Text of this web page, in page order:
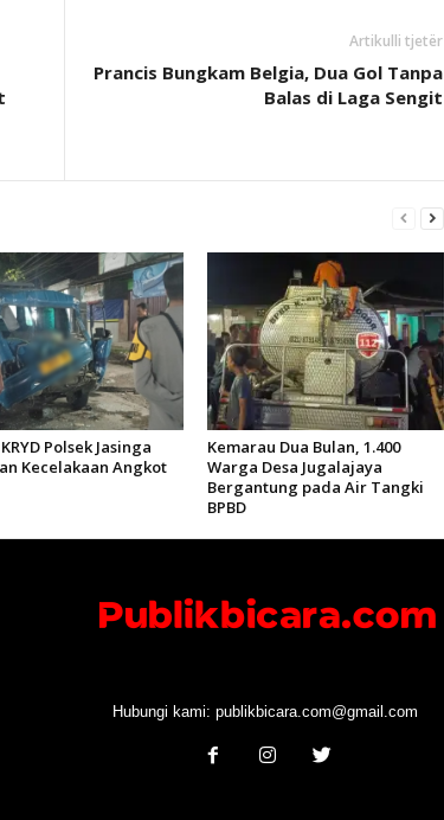
Artikulli tjetër
Prancis Bungkam Belgia, Dua Gol Tanpa
Balas di Laga Sengit
Polsek Jasinga
Kecelakaan Angkot
Kemarau Dua Bulan, 1.400
Warga Desa Jugalajaya
Bergantung pada Air Tangki
BPBD
Hubungi kami: publikbicara.com@gmail.com